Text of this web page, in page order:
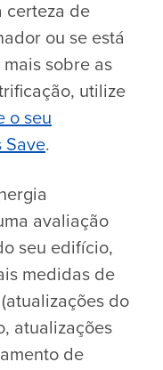
certeza de
ou se está
sobre as
utilize
o seu
Save.
avaliação
seu edifício,
medidas de
do
atualizações
de